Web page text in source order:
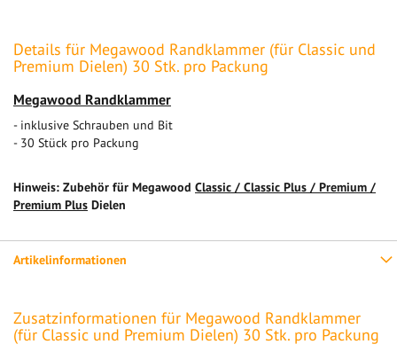
Details für Megawood Randklammer (für Classic und
Premium Dielen) 30 Stk. pro Packung
Megawood Randklammer
- inklusive Schrauben und Bit
- 30 Stück pro Packung
Hinweis: Zubehör für Megawood Classic / Classic Plus / Premium /
Premium Plus Dielen
Artikelinformationen
Zusatzinformationen für Megawood Randklammer
(für Classic und Premium Dielen) 30 Stk. pro Packung